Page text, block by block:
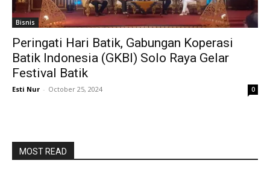
Bisnis
Peringati Hari Batik, Gabungan Koperasi
Batik Indonesia (GKBI) Solo Raya Gelar
Festival Batik
Esti Nur - October 25, 2024 0
MOST READ